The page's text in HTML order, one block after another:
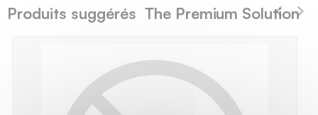
Produits suggérés The Premium Solution